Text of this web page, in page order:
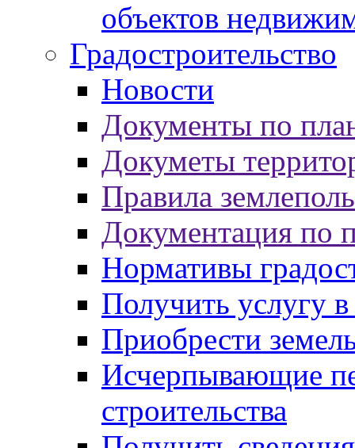
объектов
Градостроительство
Новости
Документы по
Докуметы
Правила
Документация по
Нормативы
Получить услугу в
Приобрести
Исчерпывающие
строительства